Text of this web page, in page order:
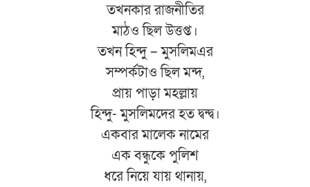
তখনকার রাজনীতির
মাঠও ছিল উত্তপ্ত।
তখন হিন্দু – মুসলিমএর
সম্পর্কটাও ছিল মন্দ,
প্রায় পাড়া মহল্লায়
হিন্দু- মুসলিমদের হত দ্বন্দ্ব।
একবার মালেক নামের
এক বন্ধুকে পুলিশ
ধরে নিয়ে যায় থানায়,